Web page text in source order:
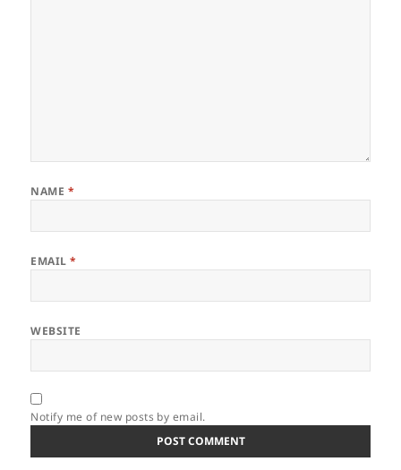
NAME *
EMAIL*
WEBSITE
Notify me of new posts by email.